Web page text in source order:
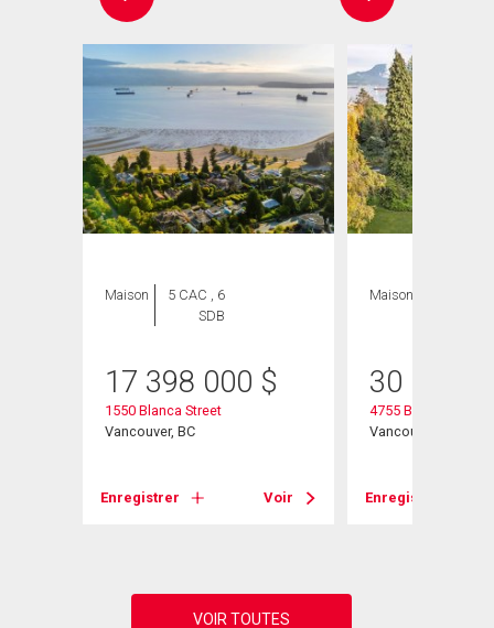
Maison
5 CAC , 6
SDB
17 398 000 $
1550 Blanca Street
Vancouver, BC
Enregistrer Voir
Maison
30 000
4755 Belmont
Vancouver, BC
Enregistrer